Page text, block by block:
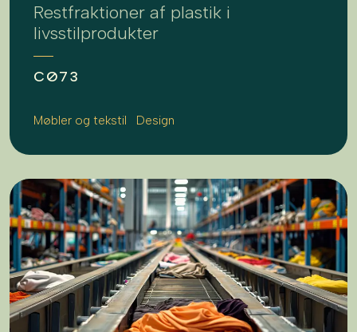
Restfraktioner af plastik i
livsstilprodukter
CØ73
Møbler og tekstil Design